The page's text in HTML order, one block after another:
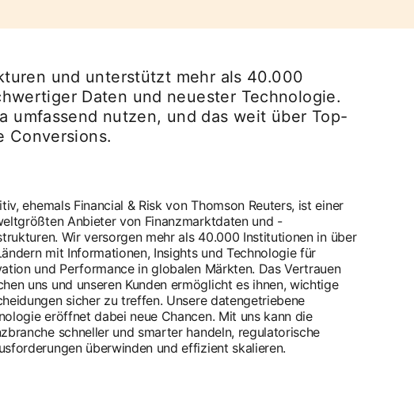
und unterstützt mehr als 40.000
Daten und neuester Technologie.
umfassend nutzen, und das weit über Top-
Conversions.
ehemals Financial & Risk von Thomson Reuters, ist einer
Anbieter von Finanzmarktdaten und -
Wir versorgen mehr als 40.000 Institutionen in über
mit Informationen, Insights und Technologie für
und Performance in globalen Märkten. Das Vertrauen
uns und unseren Kunden ermöglicht es ihnen, wichtige
sicher zu treffen. Unsere datengetriebene
eröffnet dabei neue Chancen. Mit uns kann die
schneller und smarter handeln, regulatorische
überwinden und effizient skalieren.